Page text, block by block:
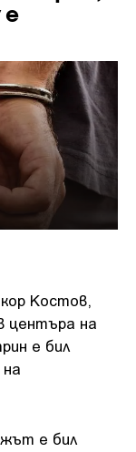
е
Костов,
центъра на
е бил
е бил